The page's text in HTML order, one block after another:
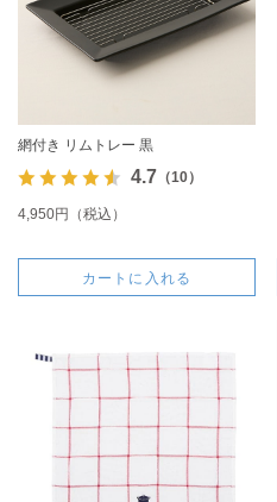
網付き リムトレー 黒
4.7 （10）
4,950円（税込）
カートに入れる